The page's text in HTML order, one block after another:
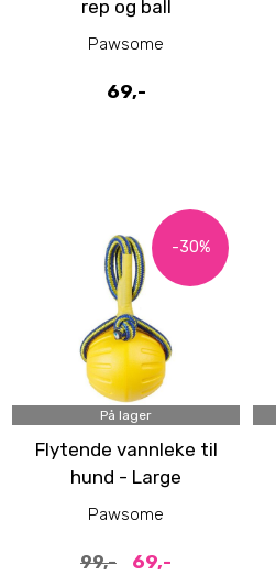
rep og ball
Pawsome
69,-
-30%
På lager
Flytende vannleke til
hund - Large
Pawsome
99,- 69,-